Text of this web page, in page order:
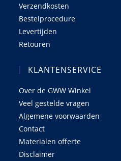
Verzendkosten
Bestelprocedure
Levertijden
Retouren
KLANTENSERVICE
Over de GWW Winkel
Veel gestelde vragen
Algemene voorwaarden
Contact
Materialen offerte
Disclaimer